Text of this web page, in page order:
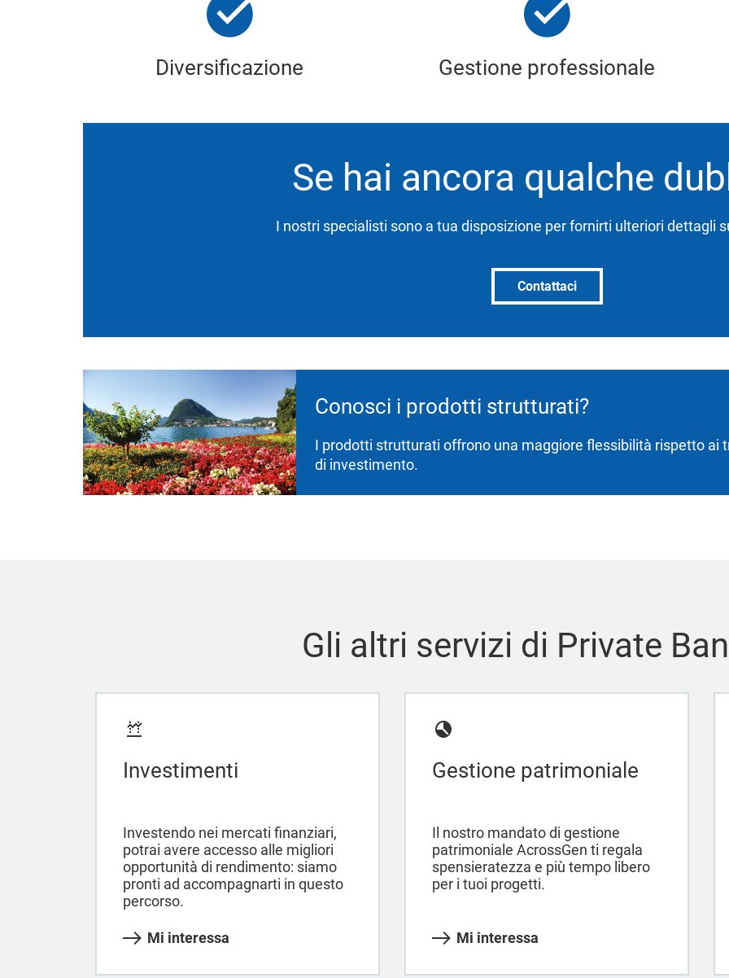
Diversificazione Gestione professionale
Se hai ancora qualche
I nostri specialisti sono a tua disposizione per fornirti ulteriori dettagli
Contattaci
Conosci i prodotti strutturati?
I prodotti strutturati offrono una maggiore flessibilità rispetto ai
di investimento.
Gli altri servizi di Private
Investimenti
Investendo nei mercati finanziari,
potrai avere accesso alle migliori
opportunità di rendimento: siamo
pronti ad accompagnarti in questo
percorso.
Mi interessa
Gestione patrimoniale
Il nostro mandato di gestione
patrimoniale AcrossGen ti regala
spensieratezza e più tempo libero
per i tuoi progetti.
Mi interessa